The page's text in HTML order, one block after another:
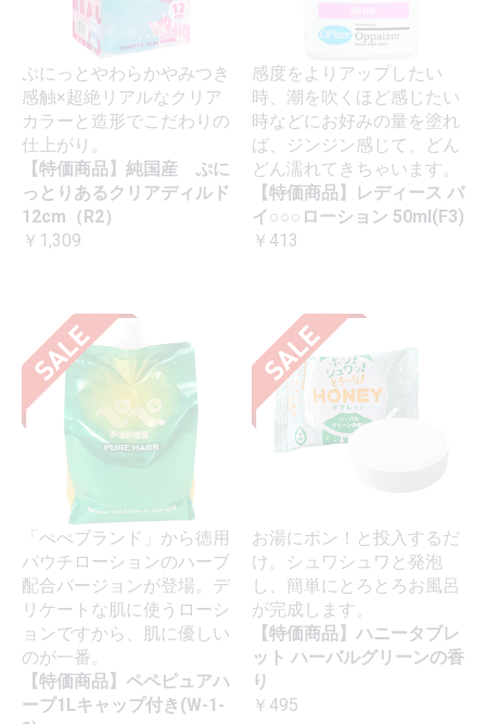
ぷにっとやわらかやみつき
感触×超絶リアルなクリア
カラーと造形でこだわりの
仕上がり。
【特価商品】純国産 ぷに
っとりあるクリアディルド
12cm（R2）
￥1,309
感度をよりアップしたい
時、潮を吹くほど感じたい
時などにお好みの量を塗れ
ば、ジンジン感じて、どん
どん濡れてきちゃいます。
【特価商品】レディース バ
イ○○○ローション 50ml(F3)
￥413
「ぺぺブランド」から徳用
パウチローションのハーブ
配合バージョンが登場。デ
リケートな肌に使うローシ
ョンですから、肌に優しい
のが一番。
【特価商品】ペペピュアハ
ーブ1Lキャップ付き(W-1-
お湯にポン！と投入するだ
け。シュワシュワと発泡
し、簡単にとろとろお風呂
が完成します。
【特価商品】ハニータブレ
ット ハーバルグリーンの香
り
￥495